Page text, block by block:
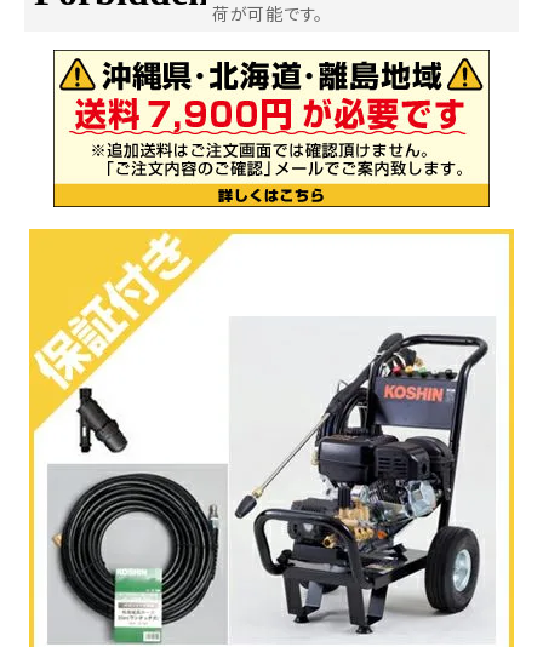
お気に入り一覧
閲覧履歴一覧
農業機械
作業用品
補修部品
レンタル
ブログ
利用ガイド FAQ
荷が可能です。